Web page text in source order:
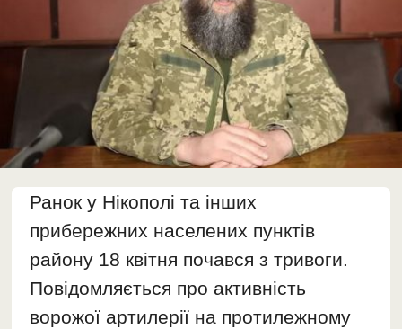
Ранок у Нікополі та інших
прибережних населених пунктів
району 18 квітня почався з тривоги.
Повідомляється про активність
ворожої артилерії на протилежному